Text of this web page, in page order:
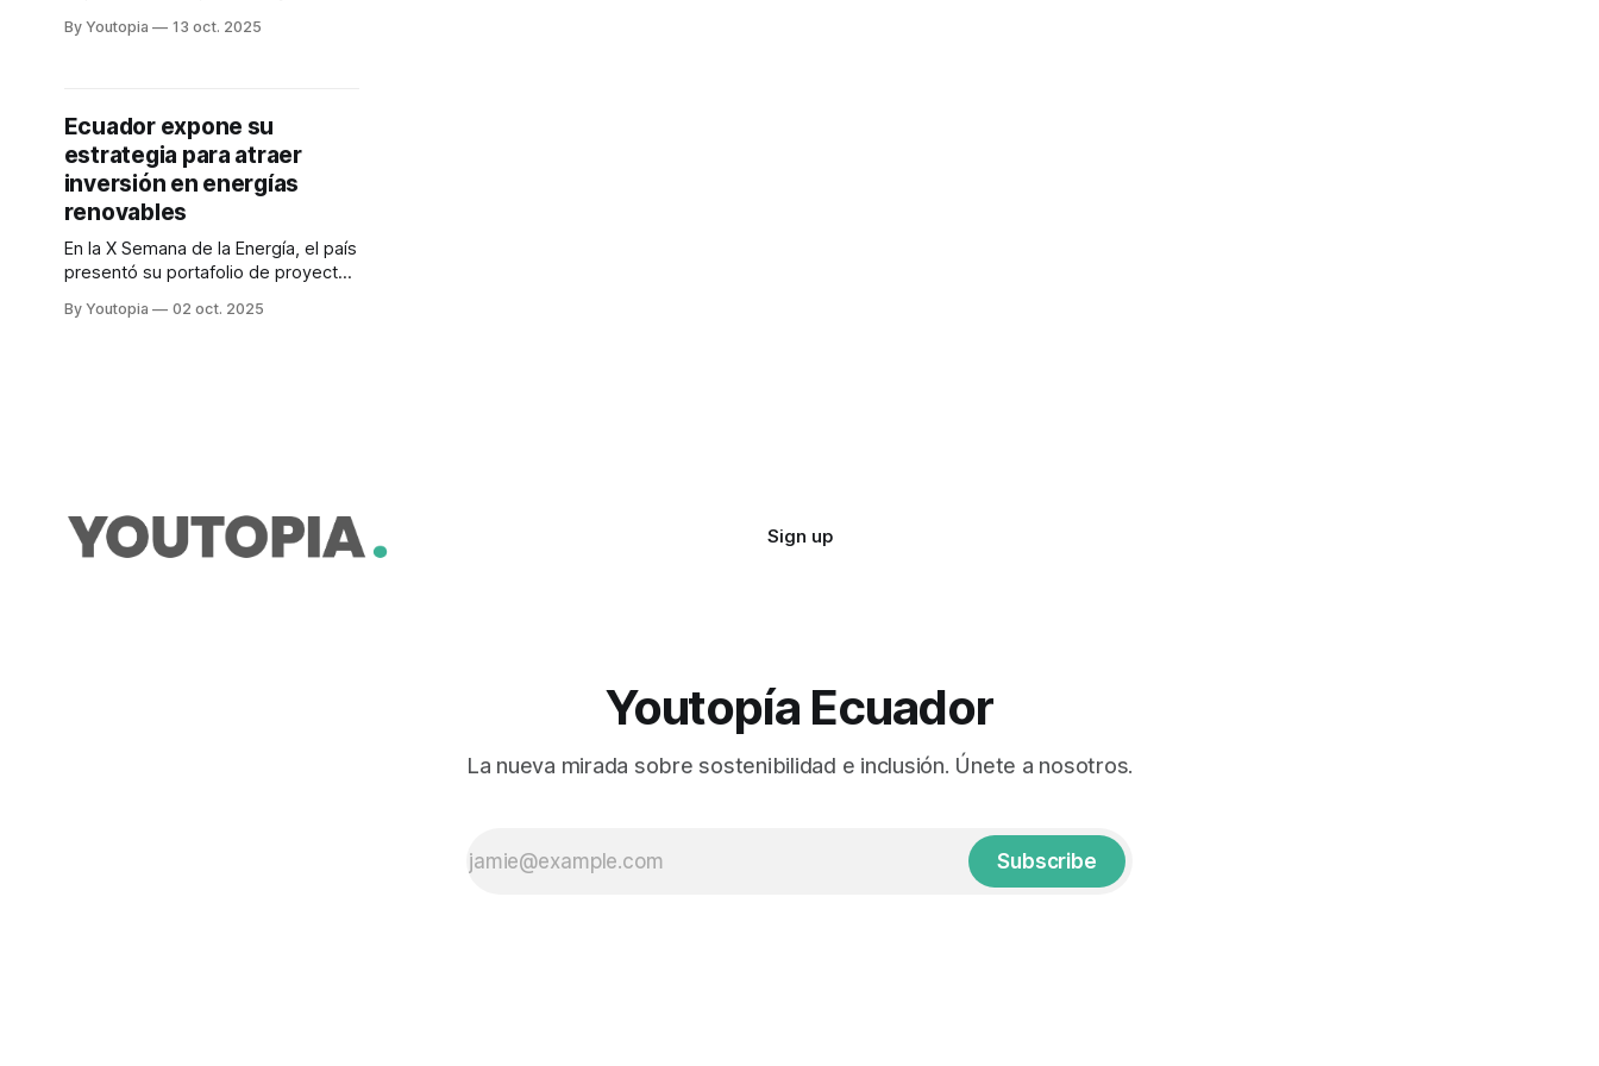
falta inversión y políticas a largo
By Youtopia 13 oct. 2025
Ecuador expone su
estrategia para atraer
inversión en energías
renovables
En la X Semana de la Energía, el país
presentó su portafolio de proyectos
inversión privada en generación
By Youtopia 02 oct. 2025
Sign up
Youtopía Ecuador
La nueva mirada sobre sostenibilidad e inclusión. Únete a nosotros.
Subscribe